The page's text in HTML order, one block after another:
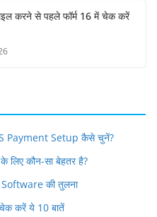
करने से पहले फॉर्म 16 में चेक करें
Payment Setup कैसे चुनें?
लिए कौन-सा बेहतर है?
Software की तुलना
करें ये 10 बातें